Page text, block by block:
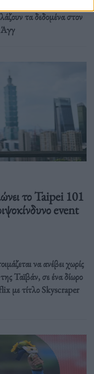
τα δεδομένα στον
Άγγ
το Taipei 101
event
να ανέβει χωρίς
Ταϊβάν, σε ένα δίωρο
με τίτλο Skyscraper